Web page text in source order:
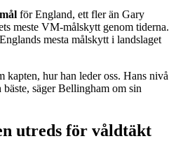
för England, ett fler än Gary
meste VM-målskytt genom tiderna.
mesta målskytt i landslaget
kapten, hur han leder oss. Hans nivå
säger Bellingham om sin
utreds för våldtäkt